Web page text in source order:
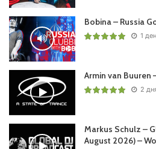
Bobina – Russia
1
Armin van Buuren
2
Markus Schulz –
August 2026) –